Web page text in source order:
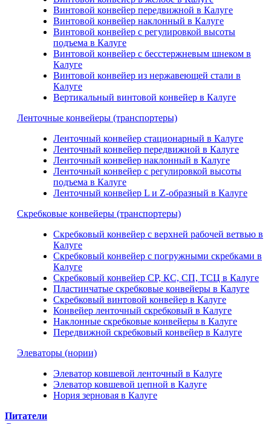
Винтовой конвейер передвижной в Калуге
Винтовой конвейер наклонный в Калуге
Винтовой конвейер с регулировкой высоты
подъема в Калуге
Винтовой конвейер с бесстержневым шнеком в
Калуге
Винтовой конвейер из нержавеющей стали в
Калуге
Вертикальный винтовой конвейер в Калуге
Ленточные конвейеры (транспортеры)
Ленточный конвейер стационарный в Калуге
Ленточный конвейер передвижной в Калуге
Ленточный конвейер наклонный в Калуге
Ленточный конвейер с регулировкой высоты
подъема в Калуге
Ленточный конвейер L и Z-образный в Калуге
Скребковые конвейеры (транспортеры)
Скребковый конвейер с верхней рабочей ветвью в
Калуге
Скребковый конвейер с погружными скребками в
Калуге
Скребковый конвейер СР, КС, СП, ТСЦ в Калуге
Пластинчатые скребковые конвейеры в Калуге
Скребковый винтовой конвейер в Калуге
Конвейер ленточный скребковый в Калуге
Наклонные скребковые конвейеры в Калуге
Передвижной скребковый конвейер в Калуге
Элеваторы (нории)
Элеватор ковшевой ленточный в Калуге
Элеватор ковшевой цепной в Калуге
Нория зерновая в Калуге
Питатели